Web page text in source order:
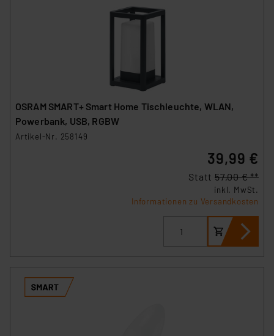
OSRAM SMART+ Smart Home Tischleuchte, WLAN,
Powerbank, USB, RGBW
Artikel-Nr. 258149
39,99 €
Statt 57,00 € **
inkl. MwSt.
Informationen zu Versandkosten